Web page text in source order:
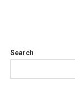
Search